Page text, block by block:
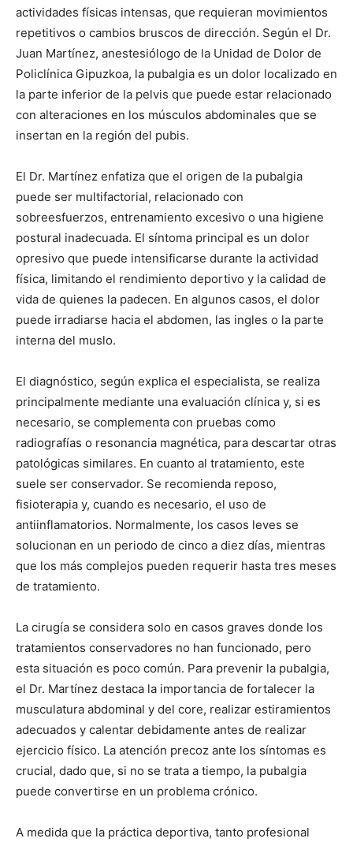
actividades físicas intensas, que requieran movimientos
repetitivos o cambios bruscos de dirección. Según el Dr.
Juan Martínez, anestesiólogo de la Unidad de Dolor de
Policlínica Gipuzkoa, la pubalgia es un dolor localizado en
la parte inferior de la pelvis que puede estar relacionado
con alteraciones en los músculos abdominales que se
insertan en la región del pubis.
El Dr. Martínez enfatiza que el origen de la pubalgia
puede ser multifactorial, relacionado con
sobreesfuerzos, entrenamiento excesivo o una higiene
postural inadecuada. El síntoma principal es un dolor
opresivo que puede intensificarse durante la actividad
física, limitando el rendimiento deportivo y la calidad de
vida de quienes la padecen. En algunos casos, el dolor
puede irradiarse hacia el abdomen, las ingles o la parte
interna del muslo.
El diagnóstico, según explica el especialista, se realiza
principalmente mediante una evaluación clínica y, si es
necesario, se complementa con pruebas como
radiografías o resonancia magnética, para descartar otras
patológicas similares. En cuanto al tratamiento, este
suele ser conservador. Se recomienda reposo,
fisioterapia y, cuando es necesario, el uso de
antiinflamatorios. Normalmente, los casos leves se
solucionan en un periodo de cinco a diez días, mientras
que los más complejos pueden requerir hasta tres meses
de tratamiento.
La cirugía se considera solo en casos graves donde los
tratamientos conservadores no han funcionado, pero
esta situación es poco común. Para prevenir la pubalgia,
el Dr. Martínez destaca la importancia de fortalecer la
musculatura abdominal y del core, realizar estiramientos
adecuados y calentar debidamente antes de realizar
ejercicio físico. La atención precoz ante los síntomas es
crucial, dado que, si no se trata a tiempo, la pubalgia
puede convertirse en un problema crónico.
A medida que la práctica deportiva, tanto profesional